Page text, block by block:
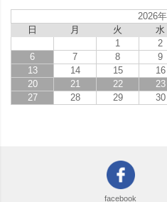
2026
日
月 火 水
1
2
6
7 8 9
13
14 15 16
20
21 22 23
27
28 29 30
facebook